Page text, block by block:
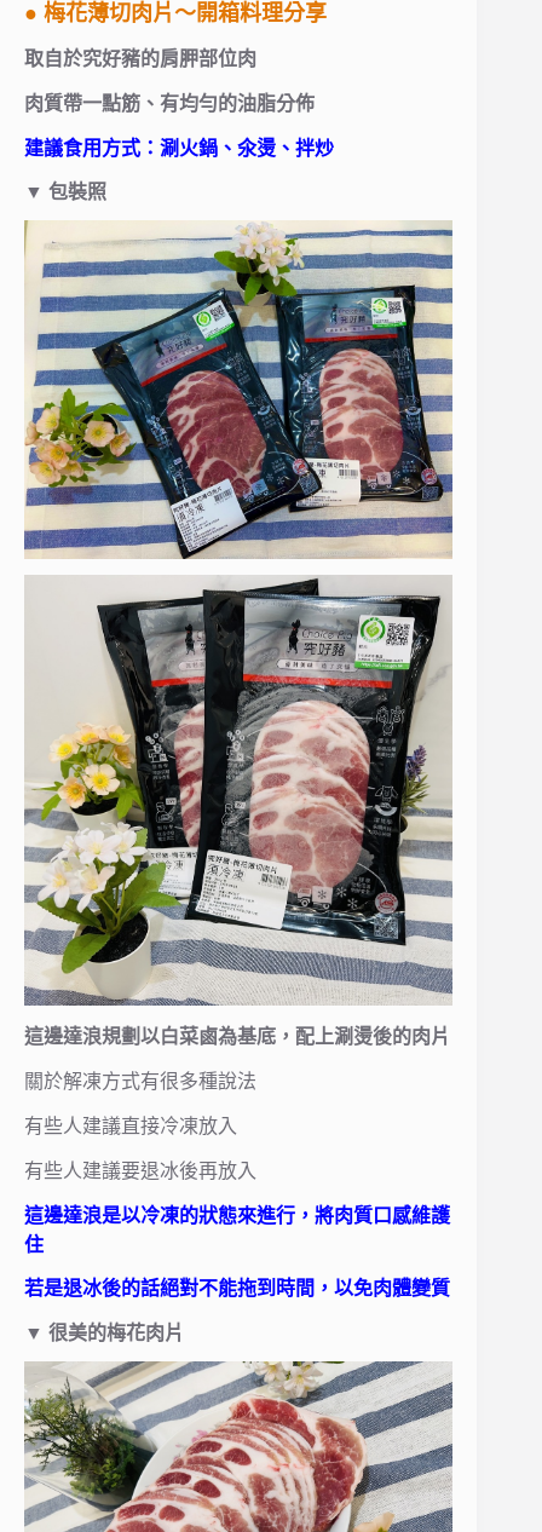
● 梅花薄切肉片～開箱料理分享
取自於究好豬的肩胛部位肉
肉質帶一點筋、有均勻的油脂分佈
建議食用方式：涮火鍋、氽燙、拌炒
▼ 包裝照
這邊達浪規劃以白菜鹵為基底，配上涮燙後的肉片
關於解凍方式有很多種說法
有些人建議直接冷凍放入
有些人建議要退冰後再放入
這邊達浪是以冷凍的狀態來進行，將肉質口感維護
住
若是退冰後的話絕對不能拖到時間，以免肉體變質
▼ 很美的梅花肉片